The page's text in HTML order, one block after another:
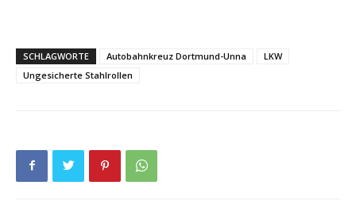
SCHLAGWORTE Autobahnkreuz Dortmund-Unna
LKW
Ungesicherte Stahlrollen